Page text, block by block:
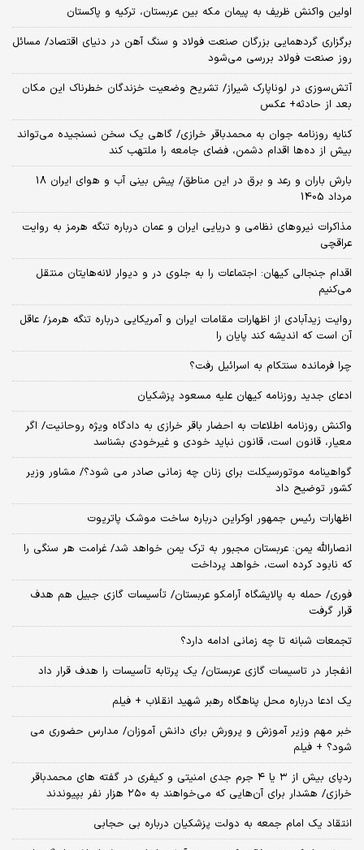
اولین واکنش ظریف به پیمان مکه بین عربستان، ترکیه و پاکستان
برگزاری گردهمایی بزرگان صنعت فولاد و سنگ آهن در دنیای اقتصاد/ مسائل
روز صنعت فولاد بررسی می‌شود
آتش‌سوزی در لوناپارک شیراز/ تشریح وضعیت خزندگان خطرناک این مکان
بعد از حادثه+ عکس
کنایه روزنامه جوان به محمدباقر خرازی/ گاهی یک سخن نسنجیده می‌تواند
بیش از ده‌ها اقدام دشمن، فضای جامعه را ملتهب کند
بارش باران و رعد و برق در این مناطق/ پیش بینی آب و هوای ایران 18
مرداد 1405
مذاکرات نیروهای نظامی و دریایی ایران و عمان درباره تنگه هرمز به روایت
عراقچی
اقدام جنجالی کیهان: اجتماعات را به جلوی در و دیوار لانه‌هایتان منتقل
می‌کنیم
روایت زیدآبادی از اظهارات مقامات ایران و آمریکایی درباره تنگه هرمز/ عاقل
آن است که اندیشه کند پایان را
چرا فرمانده سنتکام به اسرائیل رفت؟
ادعای جدید روزنامه کیهان علیه مسعود پزشکیان
واکنش روزنامه اطلاعات به احضار باقر خرازی به دادگاه ویژه روحانیت/ اگر
معیار، قانون است، قانون نباید خودی و غیرخودی بشناسد
گواهینامه موتورسیکلت برای زنان چه زمانی صادر می شود؟/ مشاور وزیر
کشور توضیح داد
اظهارات رئیس جمهور اوکراین درباره ساخت موشک پاتریوت
انصارالله یمن: عربستان مجبور به ترک یمن خواهد شد/ غرامت هر سنگی را
که نابود کرده است، خواهد پرداخت
فوری/ حمله به پالایشگاه آرامکو عربستان/ تأسیسات گازی جبیل هم هدف
قرار گرفت
تجمعات شبانه تا چه زمانی ادامه دارد؟
انفجار در تاسیسات گازی عربستان/ یک پرتابه تأسیسات را هدف قرار داد
یک ادعا درباره محل پناهگاه‌ رهبر شهید انقلاب + فیلم
خبر مهم وزیر آموزش و پرورش برای دانش آموزان/ مدارس حضوری می
شود؟ + فیلم
ردپای بیش از ۳ یا ۴ جرم جدی امنیتی و کیفری در گفته های محمدباقر
خرازی/ هشدار برای آن‌هایی که می‌خواهند به ۲۵۰ هزار نفر بپیوندند
انتقاد یک امام جمعه به دولت پزشکیان درباره بی حجابی